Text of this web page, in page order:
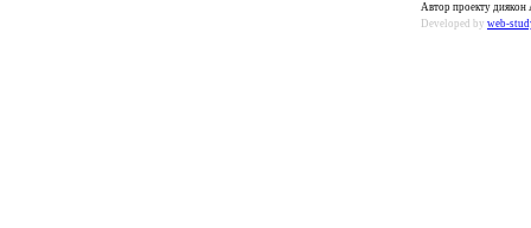
Автор проекту диякон
Developed by web-